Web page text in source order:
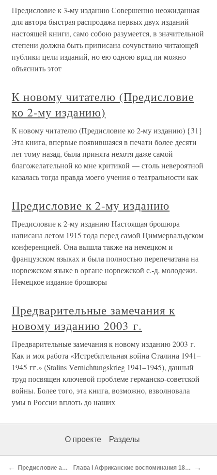
Предисловие к 3-му изданию Совершенно неожиданная
для автора быстрая распродажа первых двух изданий
настоящей книги, само собою разумеется, в значительной
степени должна быть приписана сочувствию читающей
публики цели изданий, но ею одною вряд ли можно
объяснить этот
К новому читателю (Предисловие
ко 2-му изданию)
К новому читателю (Предисловие ко 2-му изданию) {31}
Эта книга, впервые появившаяся в печати более десяти
лет тому назад, была принята нехотя даже самой
благожелательной ко мне критикой — столь невероятной
казалась тогда правда моего учения о театральности как
Предисловие к 2-му изданию
Предисловие к 2-му изданию Настоящая брошюра
написана летом 1915 года перед самой Циммервальдском
конференцией. Она вышла также на немецком и
французском языках и была полностью перепечатана на
норвежском языке в органе норвежской с.-д. молодежи.
Немецкое издание брошюры
Предварительные замечания к
новому изданию 2003 г.
Предварительные замечания к новому изданию 2003 г.
Как и моя работа «Истребительная война Сталина 1941–
1945 гг.» (Stalins Vernichtungskrieg 1941–1945), данный
труд посвящен ключевой проблеме германско-советской
войны. Более того, эта книга, возможно, взволновала
умы в России вплоть до наших
О проекте Разделы
← Предисловие автора Глава I Африканские воспоминания 1898-1901 гг. →